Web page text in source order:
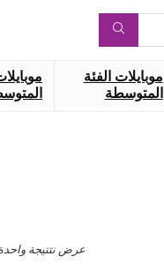
موبايلات الفئة
المتوسطة
عرض نتتيجة